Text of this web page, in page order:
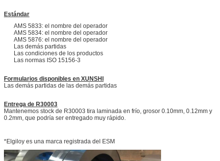
Estándar
AMS 5833: el nombre del operador
AMS 5834: el nombre del operador
AMS 5876: el nombre del operador
Las demás partidas
Las condiciones de los productos
Las normas ISO 15156-3
Formularios disponibles en XUNSHI
Las demás partidas de las demás partidas
Entrega de R30003
Mantenemos stock de R30003 tira laminada en frío, grosor 0.10mm, 0.12mm y
0.2mm, que podría ser entregado muy rápido.
*Elgiloy es una marca registrada del ESM